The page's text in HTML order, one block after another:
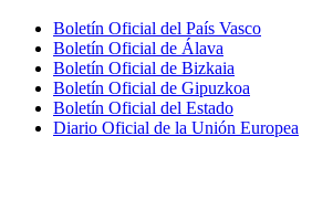
Boletín Oficial del País Vasco
Boletín Oficial de Álava
Boletín Oficial de Bizkaia
Boletín Oficial de Gipuzkoa
Boletín Oficial del Estado
Diario Oficial de la Unión Europea